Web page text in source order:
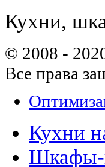
Кухни,
© 2008 -
Все права
Кухни
Шкафы-